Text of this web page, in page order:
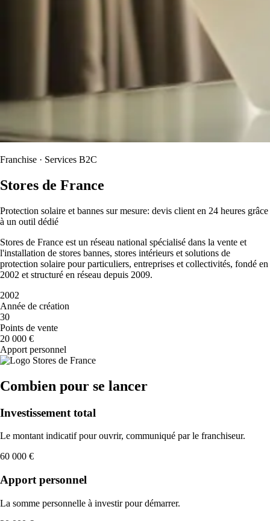
Franchise · Services B2C
Stores de France
Protection solaire et bannes sur mesure: devis client en 24 heures grâce
à un outil dédié
Stores de France est un réseau national spécialisé dans la vente et
l'installation de stores bannes, stores intérieurs et solutions de
protection solaire pour particuliers, entreprises et collectivités, fondé en
2002 et structuré en réseau depuis 2009.
2002
Année de création
30
Points de vente
20 000 €
Apport personnel
Combien pour se lancer
Investissement total
Le montant indicatif pour ouvrir, communiqué par le franchiseur.
60 000 €
Apport personnel
La somme personnelle à investir pour démarrer.